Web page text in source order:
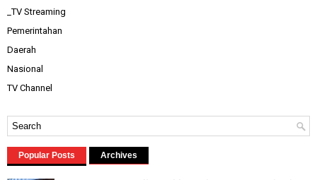
_TV Streaming
Pemerintahan
Daerah
Nasional
TV Channel
Popular Posts Archives